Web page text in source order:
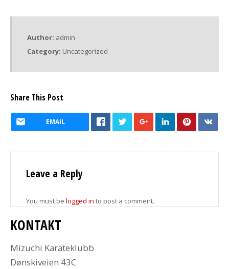
Author: admin
Category: Uncategorized
Share This Post
EMAIL
Leave a Reply
You must be logged in to post a comment.
KONTAKT
Mizuchi Karateklubb
Dønskiveien 43C